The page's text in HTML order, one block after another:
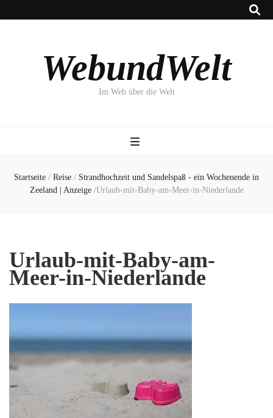
WebundWelt
Im Web über die Welt
Startseite / Reise / Strandhochzeit und Sandelspaß - ein Wochenende in
Zeeland | Anzeige /Urlaub-mit-Baby-am-Meer-in-Niederlande
Urlaub-mit-Baby-am-
Meer-in-Niederlande